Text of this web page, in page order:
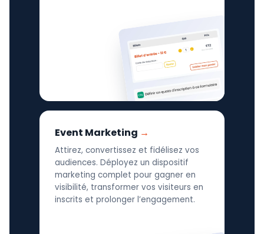
Event Marketing
Attirez, convertissez et fidélisez vos
audiences. Déployez un dispositif
marketing complet pour gagner en
visibilité, transformer vos visiteurs en
inscrits et prolonger l’engagement.